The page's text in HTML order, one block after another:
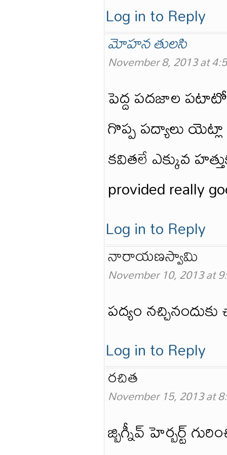
Log in to Reply
మోహన తులసి
November 8, 2013 at
పెద్ద పదజాల
గొప్ప పద్యాలు
కవితలే ఎక్కువ
provided really
Log in to Reply
నారాయణస్వామి
November 10, 2013 at
పద్యం
Log in to Reply
రచిత
November 15, 2013 at
జ్బిగ్నీవ్ హెర్బర్ట్